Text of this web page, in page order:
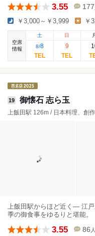
3.55 177
￥3,000～￥3,999 ￥
空席
情報
土
8/8
日
9
19 御懐石 志ら玉
上飯田駅 126m / 日本料理、創
上飯田駅からほど近く― 江
季の御食事をゆるりと堪能。
3.55 86 人